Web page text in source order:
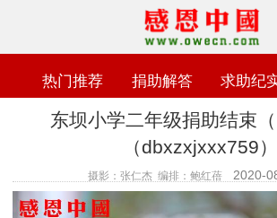
热门推荐 捐助解答 求助纪
东坝小学二年级捐助结束（
（dbxzxjxxx759）
摄影：张仁杰 编排：鲍红蓓 2020-
查看数